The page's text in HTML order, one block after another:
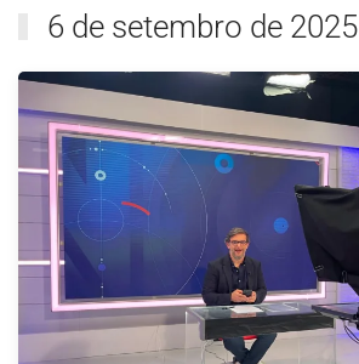
6 de setembro de 2025